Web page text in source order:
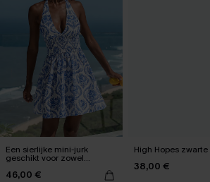
Een sierlijke mini-jurk
geschikt voor zowel
46,00 €
High Hopes
38,00 €